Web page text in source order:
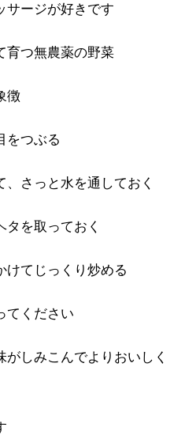
サージが好きです
育つ無農薬の野菜
徴
をつぶる
さっと水を通しておく
タを取っておく
けてじっくり炒める
てください
しみこんでよりおいしく